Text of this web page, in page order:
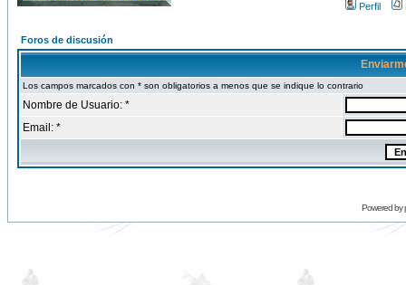
Perfil
Foros de discusión
Los campos marcados con * son obligatorios a menos que se indique lo contrario
Nombre de Usuario: *
Email: *
Powered by